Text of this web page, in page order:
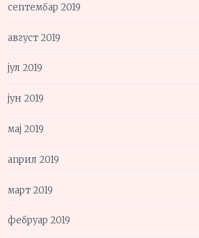
септембар 2019
август 2019
јул 2019
јун 2019
мај 2019
април 2019
март 2019
фебруар 2019